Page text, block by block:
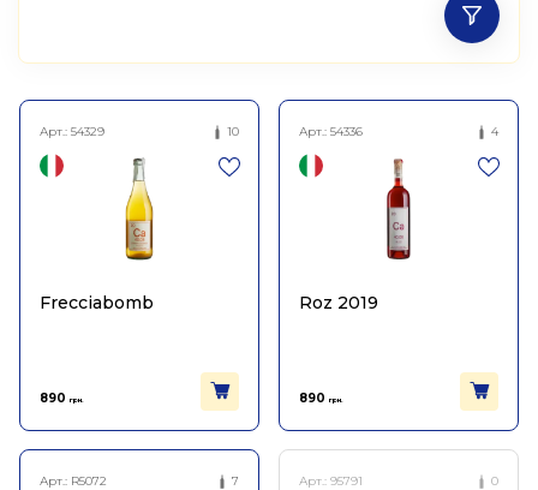
Арт.: 54329 10
Frecciabomb
890 грн.
Арт.: 54336 4
Roz 2019
890 грн.
Арт.: R5072 7 Арт.: 95791 0